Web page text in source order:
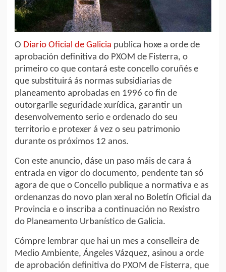
O Diario Oficial de Galicia publica hoxe a orde de
aprobación definitiva do PXOM de Fisterra, o
primeiro co que contará este concello coruñés e
que substituirá ás normas subsidiarias de
planeamento aprobadas en 1996 co fin de
outorgarlle seguridade xurídica, garantir un
desenvolvemento serio e ordenado do seu
territorio e protexer á vez o seu patrimonio
durante os próximos 12 anos.
Con este anuncio, dáse un paso máis de cara á
entrada en vigor do documento, pendente tan só
agora de que o Concello publique a normativa e as
ordenanzas do novo plan xeral no Boletín Oficial da
Provincia e o inscriba a continuación no Rexistro
do Planeamento Urbanístico de Galicia.
Cómpre lembrar que hai un mes a conselleira de
Medio Ambiente, Ángeles Vázquez, asinou a orde
de aprobación definitiva do PXOM de Fisterra, que